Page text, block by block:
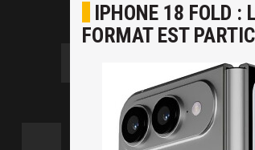
IPHONE 18 FOLD :
FORMAT EST